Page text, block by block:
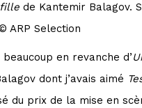
de Kantemir Balagov.
ARP Selection
beaucoup en revanche d’
dont j’avais aimé
du prix de la mise en